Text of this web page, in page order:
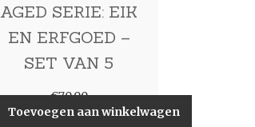
AGED SERIE: EIK
EN ERFGOED –
SET VAN 5
€70,00
Toevoegen aan winkelwagen